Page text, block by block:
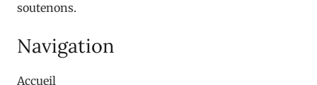
soutenons.
Navigation
Accueil